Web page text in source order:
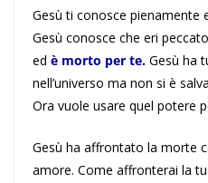
Gesù ti conosce pienamente
Gesù conosce che eri
ed è morto per te. Gesù ha
nell’universo ma non si è
Ora vuole usare quel potere
Gesù ha affrontato la morte
amore. Come affronterai la